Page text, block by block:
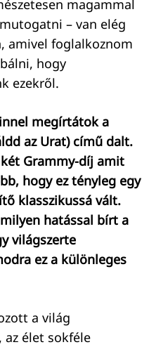
magammal
– van elég
amivel foglalkoznom
hogy
ezekről.
megírtátok a
az Urat) című dalt.
Grammy-díj amit
hogy ez tényleg egy
klasszikussá vált.
hatással bírt a
világszerte
ez a különleges
a világ
élet sokféle